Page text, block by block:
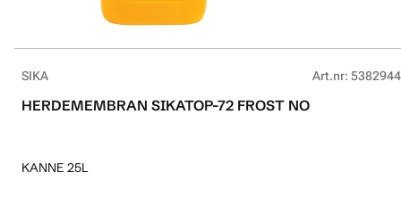
SIKA Art.nr:
HERDEMEMBRAN SIKATOP-72 FROST NO
KANNE 25L